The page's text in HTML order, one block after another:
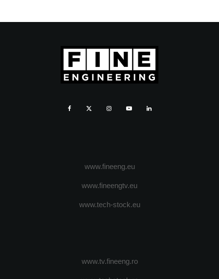
www.fineeng.eu
www.fineengtv.eu
www.tech-stock.eu
www.tv.fineeng.ro